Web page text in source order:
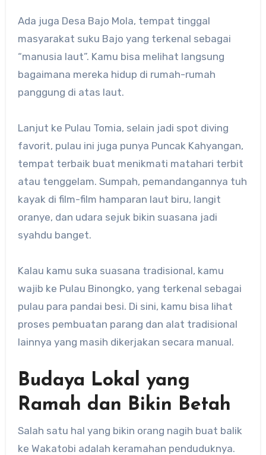
Ada juga Desa Bajo Mola, tempat tinggal
masyarakat suku Bajo yang terkenal sebagai
“manusia laut”. Kamu bisa melihat langsung
bagaimana mereka hidup di rumah-rumah
panggung di atas laut.
Lanjut ke Pulau Tomia, selain jadi spot diving
favorit, pulau ini juga punya Puncak Kahyangan,
tempat terbaik buat menikmati matahari terbit
atau tenggelam. Sumpah, pemandangannya tuh
kayak di film-film hamparan laut biru, langit
oranye, dan udara sejuk bikin suasana jadi
syahdu banget.
Kalau kamu suka suasana tradisional, kamu
wajib ke Pulau Binongko, yang terkenal sebagai
pulau para pandai besi. Di sini, kamu bisa lihat
proses pembuatan parang dan alat tradisional
lainnya yang masih dikerjakan secara manual.
Budaya Lokal yang
Ramah dan Bikin Betah
Salah satu hal yang bikin orang nagih buat balik
ke Wakatobi adalah keramahan penduduknya.